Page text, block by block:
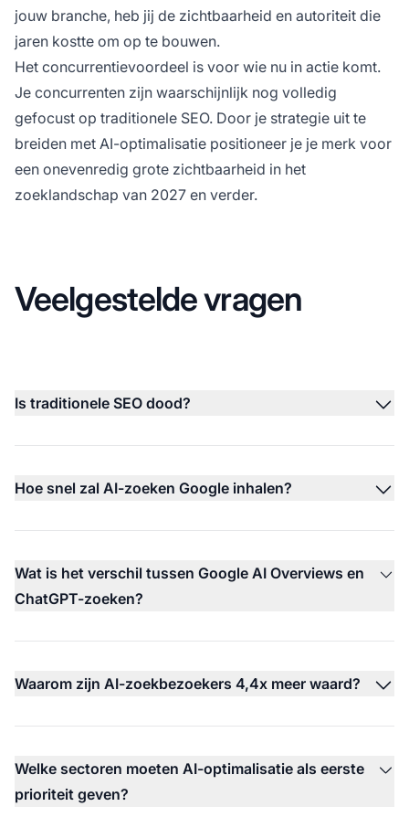
jouw branche, heb jij de zichtbaarheid en autoriteit die
jaren kostte om op te bouwen.
Het concurrentievoordeel is voor wie nu in actie komt.
Je concurrenten zijn waarschijnlijk nog volledig
gefocust op traditionele SEO. Door je strategie uit te
breiden met AI-optimalisatie positioneer je je merk voor
een onevenredig grote zichtbaarheid in het
zoeklandschap van 2027 en verder.
Veelgestelde vragen
Is traditionele SEO dood?
Hoe snel zal AI-zoeken Google inhalen?
Wat is het verschil tussen Google AI Overviews en
ChatGPT-zoeken?
Waarom zijn AI-zoekbezoekers 4,4x meer waard?
Welke sectoren moeten AI-optimalisatie als eerste
prioriteit geven?